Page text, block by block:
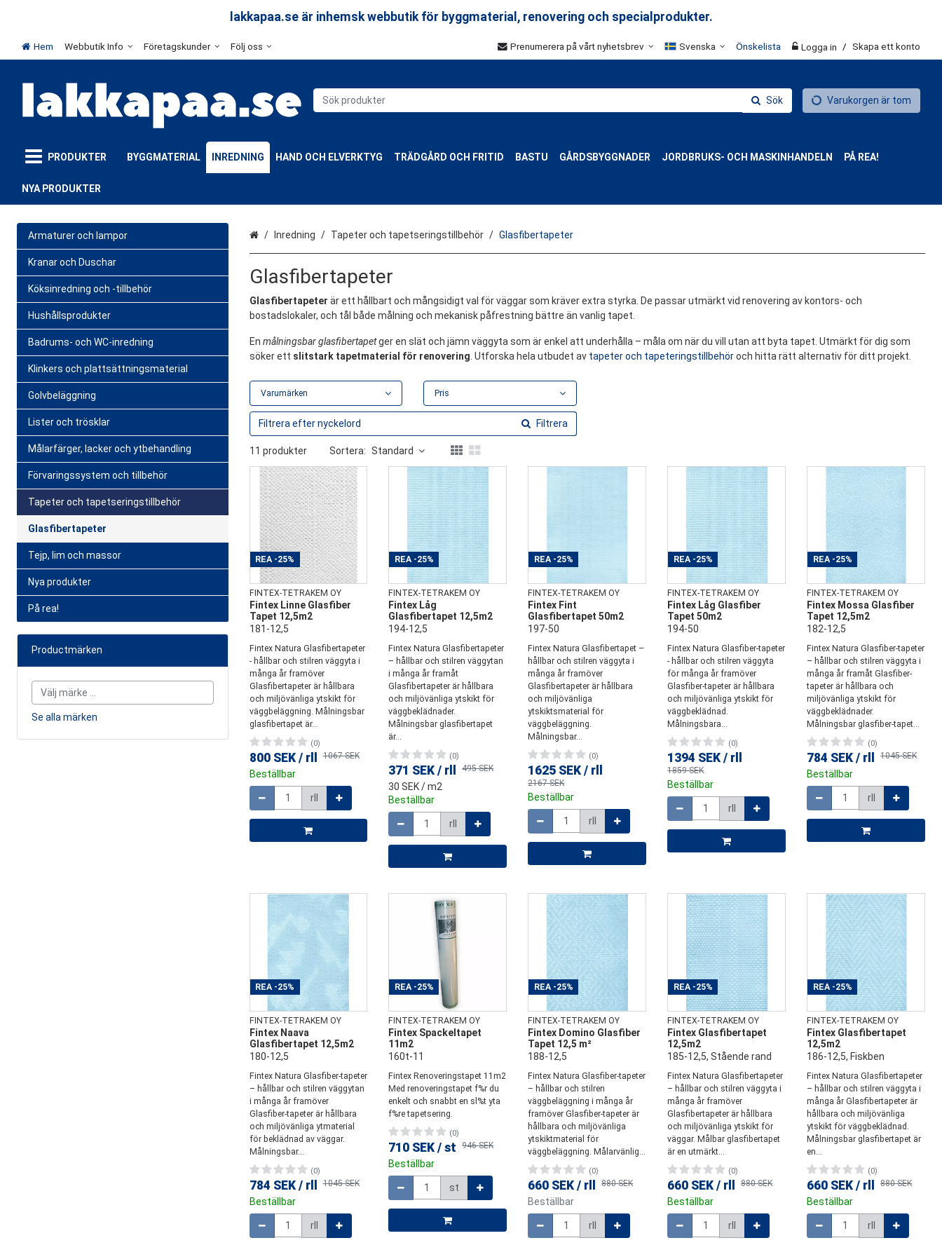
lakkapaa.se är inhemsk webbutik för byggmaterial, renovering och specialprodukter.
Hem Webbutik Info Företagskunder Följ oss Prenumerera på vårt nyhetsbrev Svenska Önskelista Logga in / Skapa ett konto
Sök Varukorgen är tom
PRODUKTER BYGGMATERIAL INREDNING HAND OCH ELVERKTYG TRÄDGÅRD OCH FRITID BASTU GÅRDSBYGGNADER JORDBRUKS- OCH MASKINHANDELN PÅ REA!
NYA PRODUKTER
Armaturer och lampor
Kranar och Duschar
Köksinredning och -tillbehör
Hushållsprodukter
Badrums- och WC-inredning
Klinkers och plattsättningsmaterial
Golvbeläggning
Lister och trösklar
Målarfärger, lacker och ytbehandling
Förvaringssystem och tillbehör
Tapeter och tapetseringstillbehör
Glasfibertapeter
Tejp, lim och massor
Nya produkter
På rea!
Productmärken
Se alla märken
HemInredning Tapeter och tapetseringstillbehör Glasfibertapeter
Glasfibertapeter
Glasfibertapeter är ett hållbart och mångsidigt val för väggar som kräver extra styrka. De passar utmärkt vid renovering av kontors- och
bostadslokaler, och tål både målning och mekanisk påfrestning bättre än vanlig tapet.
En målningsbar glasfibertapetger en slät och jämn väggyta som är enkel att underhålla – måla om när du vill utan att byta tapet. Utmärkt för dig som
söker ett slitstark tapetmaterial för renovering . Utforska hela utbudet av tapeter och tapeteringstillbehöroch hitta rätt alternativ för ditt projekt.
REA -25%
FINTEX-TETRAKEM OY
Fintex Linne Glasfiber
Tapet 12,5m2
181-12,5
Fintex Natura Glasfibertapeter
- hållbar och stilren väggyta i
många år framöver
Glasfibertapeter är hållbara
och miljövänliga ytskikt för
väggbeläggning. Målningsbar
glasfibertapet är...
(0)
800 SEK / rll 1067 SEK
Beställbar
Mängd
rll
REA -25%
FINTEX-TETRAKEM OY
Fintex Låg
Glasfibertapet 12,5m2
194-12,5
Fintex Natura Glasfibertapeter
– hållbar och stilren väggytan
i många år framåt
Glasfibertapeter är hållbara
och miljövänliga ytskikt för
väggbeklädnader.
Målningsbar glasfibertapet
är...
(0)
371 SEK / rll 495 SEK
30 SEK/ m2
Beställbar
Mängd
rll
REA -25%
FINTEX-TETRAKEM OY
Fintex Fint
Glasfibertapet 50m2
197-50
Fintex Natura Glasfibertapet –
hållbar och stilren väggyta i
många år framöver
Glasfibertapeter är hållbara
och miljövänliga
ytskiktsmaterial för
väggbeläggning.
Målningsbar...
(0)
1625 SEK / rll
2167 SEK
Beställbar
Mängd
rll
REA -25%
FINTEX-TETRAKEM OY
Fintex Låg Glasfiber
Tapet 50m2
194-50
Fintex Natura Glasfiber-tapeter
- hållbar och stilren väggyta
för många år framöver
Glasfiber-tapeter är hållbara
och miljövänliga ytskikt för
väggbeklädnad.
Målningsbara...
(0)
1394 SEK / rll
1859 SEK
Beställbar
Mängd
rll
REA -25%
FINTEX-TETRAKEM OY
Fintex Mossa Glasfiber
Tapet 12,5m2
182-12,5
Fintex Natura Glasfiber-tapeter
– hållbar och stilren väggyta i
många år framåt Glasfiber-
tapeter är hållbara och
miljövänliga ytskikt för
väggbeklädnader.
Målningsbar glasfiber-tapet...
(0)
784 SEK / rll 1045 SEK
Beställbar
Mängd
rll
REA -25%
FINTEX-TETRAKEM OY
Fintex Naava
Glasfibertapet 12,5m2
180-12,5
Fintex Natura Glasfiber-tapeter
– hållbar och stilren väggytan
i många år framöver
Glasfiber-tapeter är hållbara
och miljövänliga ytmaterial
för beklädnad av väggar.
Målningsbar...
(0)
784 SEK / rll 1045 SEK
Beställbar
Mängd
rll
REA -25%
FINTEX-TETRAKEM OY
Fintex Spackeltapet
11m2
160t-11
Fintex Renoveringstapet 11m2
Med renoveringstapet f%r du
enkelt och snabbt en sl%t yta
f%re tapetsering.
(0)
710 SEK /st 946 SEK
Beställbar
Mängd
st
REA -25%
FINTEX-TETRAKEM OY
Fintex Domino Glasfiber
Tapet 12,5 m²
188-12,5
Fintex Natura Glasfiber-tapeter
– hållbar och stilren
väggbeläggning i många år
framöver Glasfiber-tapeter är
hållbara och miljövänliga
ytskiktmaterial för
väggbeläggning. Målarvänlig...
(0)
660 SEK / rll 880 SEK
Beställbar
Mängd
rll
REA -25%
FINTEX-TETRAKEM OY
Fintex Glasfibertapet
12,5m2
185-12,5, Stående rand
Fintex Natura Glasfibertapeter
– hållbar och stilren väggyta i
många år framöver
Glasfibertapeter är hållbara
och miljövänliga ytskikt för
väggar. Målbar glasfibertapet
är en utmärkt...
(0)
660 SEK / rll 880 SEK
Beställbar
Mängd
rll
REA -25%
FINTEX-TETRAKEM OY
Fintex Glasfibertapet
12,5m2
186-12,5, Fiskben
Fintex Natura Glasfibertapeter
– hållbar och stilren väggyta i
många år Glasfibertapeter är
hållbara och miljövänliga
ytskikt för väggbeklädnad.
Målningsbar glasfibertapet är
en...
(0)
660 SEK / rll 880 SEK
Beställbar
Mängd
rll
Varumärken Pris
Filtrera
11 produkter Sortera: Standard